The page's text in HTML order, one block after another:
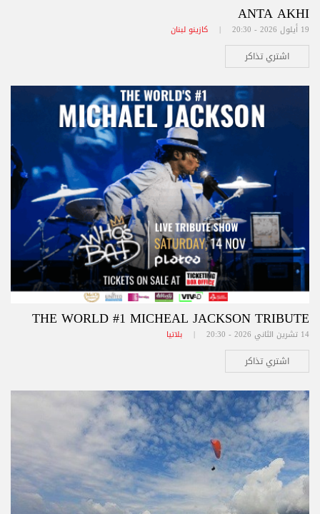
ANTA AKHI
19 أيلول 2026 - 20:30 | كازينو لبنان
اشتري تذاكر
THE WORLD #1 MICHEAL JACKSON TRIBUTE
14 تشرين الثاني 2026 - 20:30 | بلاتيا
اشتري تذاكر